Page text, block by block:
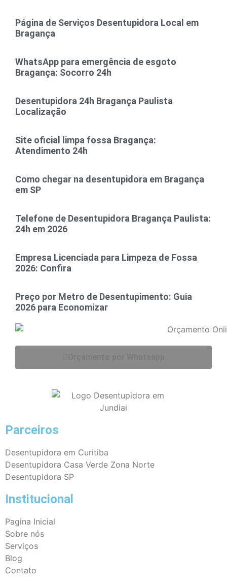
Página de Serviços Desentupidora Local em
Bragança
WhatsApp para emergência de esgoto
Bragança: Socorro 24h
Desentupidora 24h Bragança Paulista
Localização
Site oficial limpa fossa Bragança:
Atendimento 24h
Como chegar na desentupidora em Bragança
em SP
Telefone de Desentupidora Bragança Paulista:
24h em 2026
Empresa Licenciada para Limpeza de Fossa
2026: Confira
Preço por Metro de Desentupimento: Guia
2026 para Economizar
Parceiros
Desentupidora em Curitiba
Desentupidora Casa Verde Zona Norte
Desentupidora SP
Institucional
Pagina Inicial
Sobre nós
Serviços
Blog
Contato